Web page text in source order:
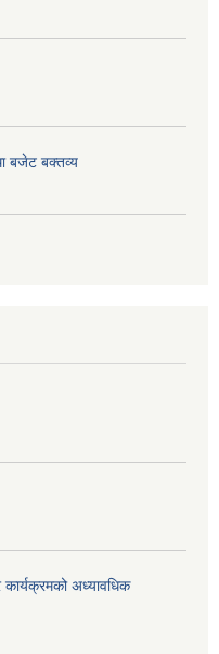
बजेट बक्तव्य
कार्यक्रमको अध्यावधिक